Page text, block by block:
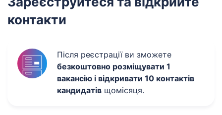
контакти
Після реєстрації ви зможете
безкоштовно розміщувати 1
вакансію і відкривати 10 контактів
кандидатів щомісяця.